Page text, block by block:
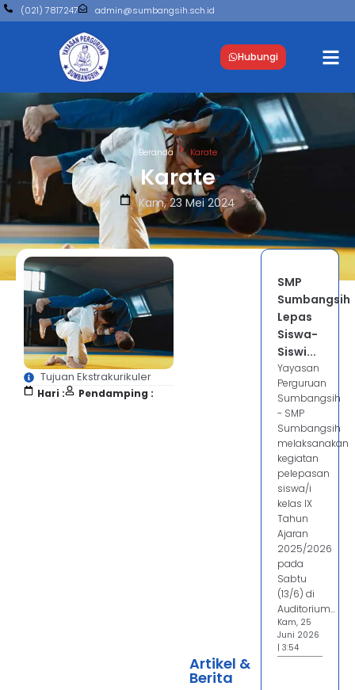
(021) 7817247 admin@sumbangsih.sch.id
Hubungi
Beranda Karate
Karate
Kam, 23 Mei 2024
Tujuan Ekstrakurikuler
Hari : Pendamping :
Artikel &
Berita
SMP
Sumbangsih
Lepas
Siswa-
Siswi...
Yayasan
Perguruan
Sumbangsih
- SMP
Sumbangsih
melaksanakan
kegiatan
pelepasan
siswa/i
kelas IX
Tahun
Ajaran
2025/2026
pada
Sabtu
(13/6) di
Auditorium...
Kam, 25
Juni 2026
| 3:54